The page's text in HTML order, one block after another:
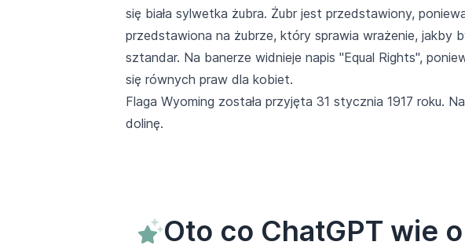
się biała sylwetka żubra. Żubr jest przedstawiony,
przedstawiona na żubrze, który sprawia wrażenie, jakby
sztandar. Na banerze widnieje napis "Equal Rights",
się równych praw dla kobiet.
Flaga Wyoming została przyjęta 31 stycznia 1917 roku.
dolinę.
Oto co ChatGPT wie